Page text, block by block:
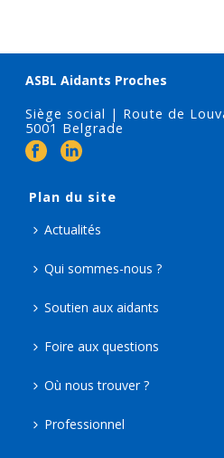
ASBL Aidants Proches
Siège social | Route de
5001 Belgrade
Plan du site
Actualités
Qui sommes-nous ?
Soutien aux aidants
Foire aux questions
Où nous trouver ?
Professionnel